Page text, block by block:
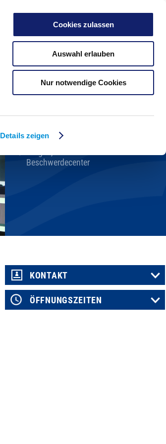
Details zeigen
Cookies zulassen
Auswahl erlauben
Nur notwendige Cookies
Kreisverwaltung A-Z
Karriere beim Kreis
Beschwerdecenter
KONTAKT
ÖFFNUNGSZEITEN